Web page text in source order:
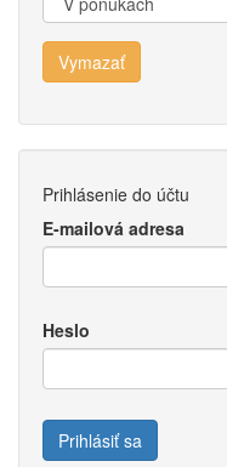
Vymazať
Prihlásenie do účtu
E-mailová adresa
Heslo
Prihlásiť sa